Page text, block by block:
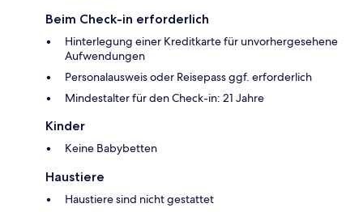
Beim Check-in erforderlich
Hinterlegung einer Kreditkarte für unvorhergesehene
Aufwendungen
Personalausweis oder Reisepass ggf. erforderlich
Mindestalter für den Check-in: 21 Jahre
Kinder
Keine Babybetten
Haustiere
Haustiere sind nicht gestattet